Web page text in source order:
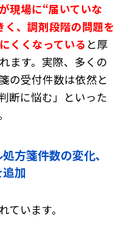
現場に“届いていな
、調剤段階の問題を
くくなっている と厚
ます。実際、多くの
の受付件数は依然と
断に悩む」といった
方箋件数の変化、
加
います。